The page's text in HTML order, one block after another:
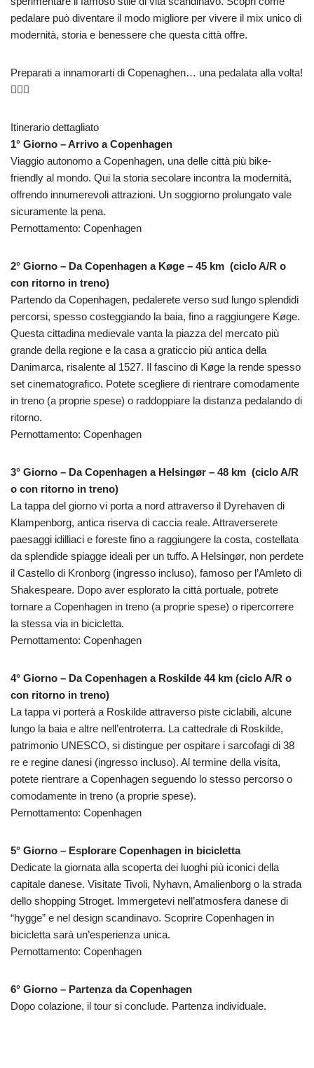
pedalare può diventare il modo migliore per vivere il mix unico di
modernità, storia e benessere che questa città offre.
Preparati a innamorarti di Copenaghen… una pedalata alla volta!
🚴‍♀️✨
Itinerario dettagliato
1° Giorno – Arrivo a Copenhagen
Viaggio autonomo a Copenhagen, una delle città più bike-
friendly al mondo. Qui la storia secolare incontra la modernità,
offrendo innumerevoli attrazioni. Un soggiorno prolungato vale
sicuramente la pena.
Pernottamento: Copenhagen
2° Giorno – Da Copenhagen a Køge – 45 km (ciclo A/R o
con ritorno in treno)
Partendo da Copenhagen, pedalerete verso sud lungo splendidi
percorsi, spesso costeggiando la baia, fino a raggiungere Køge.
Questa cittadina medievale vanta la piazza del mercato più
grande della regione e la casa a graticcio più antica della
Danimarca, risalente al 1527. Il fascino di Køge la rende spesso
set cinematografico. Potete scegliere di rientrare comodamente
in treno (a proprie spese) o raddoppiare la distanza pedalando di
ritorno.
Pernottamento: Copenhagen
3° Giorno – Da Copenhagen a Helsingør – 48 km (ciclo A/R
o con ritorno in treno)
La tappa del giorno vi porta a nord attraverso il Dyrehaven di
Klampenborg, antica riserva di caccia reale. Attraverserete
paesaggi idilliaci e foreste fino a raggiungere la costa, costellata
da splendide spiagge ideali per un tuffo. A Helsingør, non perdete
il Castello di Kronborg (ingresso incluso), famoso per l’Amleto di
Shakespeare. Dopo aver esplorato la città portuale, potrete
tornare a Copenhagen in treno (a proprie spese) o ripercorrere
la stessa via in bicicletta.
Pernottamento: Copenhagen
4° Giorno – Da Copenhagen a Roskilde 44 km (ciclo A/R o
con ritorno in treno)
La tappa vi porterà a Roskilde attraverso piste ciclabili, alcune
lungo la baia e altre nell’entroterra. La cattedrale di Roskilde,
patrimonio UNESCO, si distingue per ospitare i sarcofagi di 38
re e regine danesi (ingresso incluso). Al termine della visita,
potete rientrare a Copenhagen seguendo lo stesso percorso o
comodamente in treno (a proprie spese).
Pernottamento: Copenhagen
5° Giorno – Esplorare Copenhagen in bicicletta
Dedicate la giornata alla scoperta dei luoghi più iconici della
capitale danese. Visitate Tivoli, Nyhavn, Amalienborg o la strada
dello shopping Stroget. Immergetevi nell’atmosfera danese di
“hygge” e nel design scandinavo. Scoprire Copenhagen in
bicicletta sarà un’esperienza unica.
Pernottamento: Copenhagen
6° Giorno – Partenza da Copenhagen
Dopo colazione, il tour si conclude. Partenza individuale.